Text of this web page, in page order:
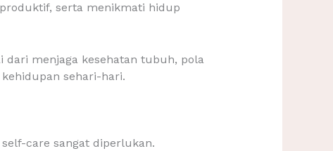
serta menikmati hidup
menjaga kesehatan tubuh, pola
sehari-hari.
care sangat diperlukan.